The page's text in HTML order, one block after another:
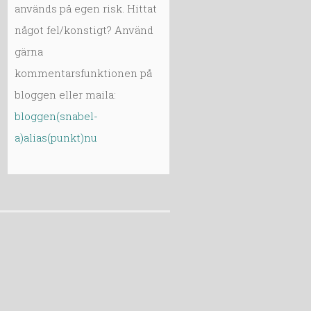
används på egen risk. Hittat
något fel/konstigt? Använd
gärna
kommentarsfunktionen på
bloggen eller maila:
bloggen(snabel-
a)alias(punkt)nu